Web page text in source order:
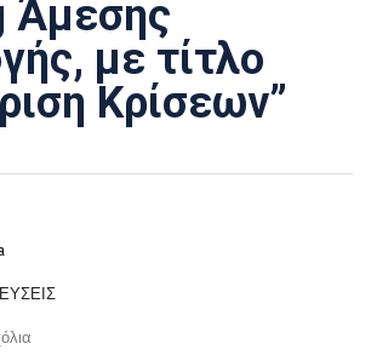
Άμεσης
με τίτλο
Κρίσεων”